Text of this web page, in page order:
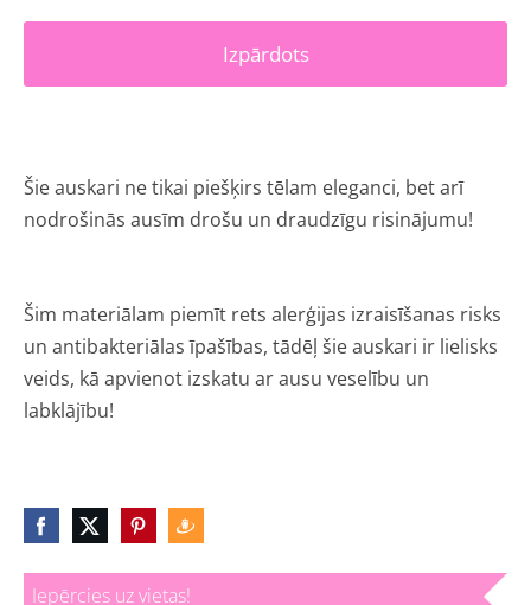
Iepērcies uz vietas!
Izpārdots
Šie auskari ne tikai piešķirs tēlam eleganci, bet arī
nodrošinās ausīm drošu un draudzīgu risinājumu!
Šim materiālam piemīt rets alerģijas izraisīšanas risks
un antibakteriālas īpašības, tādēļ šie auskari ir lielisks
veids, kā apvienot izskatu ar ausu veselību un
labklājību!